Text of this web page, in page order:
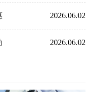
2026.06.02
2026.06.02